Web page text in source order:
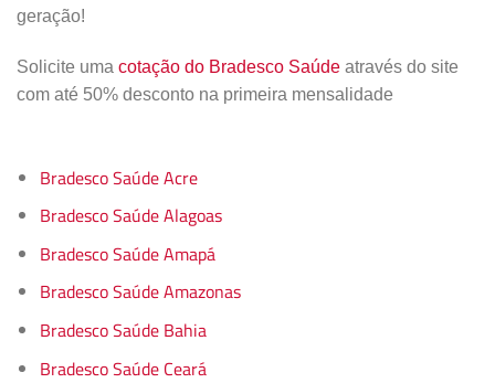
geração!
Solicite uma cotação do Bradesco Saúde através do site
com até 50% desconto na primeira mensalidade
Bradesco Saúde Acre
Bradesco Saúde Alagoas
Bradesco Saúde Amapá
Bradesco Saúde Amazonas
Bradesco Saúde Bahia
Bradesco Saúde Ceará